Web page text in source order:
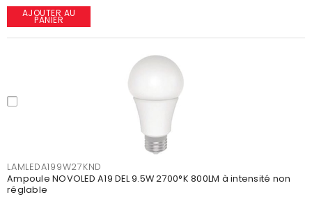
AJOUTER AU
PANIER
LAMLEDA199W27KND
Ampoule NOVOLED A19 DEL 9.5W 2700°K 800LM à intensité non
réglable